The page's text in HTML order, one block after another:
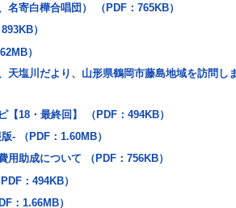
寄白樺合唱団） （PDF：765KB）
）
）
塩川だより、山形県鶴岡市藤島地域を訪問し
18・最終回】 （PDF：494KB）
‐ （PDF：1.60MB）
助成について （PDF：756KB）
：494KB）
：1.66MB）